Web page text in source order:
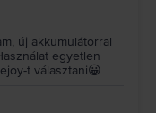
új akkumulátorral
egyetlen
t választani😀